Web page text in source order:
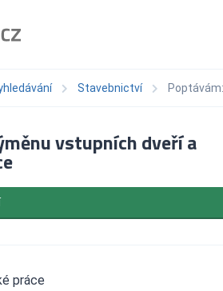
Stavebnictví
vstupních dveří a
práce